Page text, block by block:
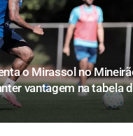
o Mirassol no
vantagem na tabela